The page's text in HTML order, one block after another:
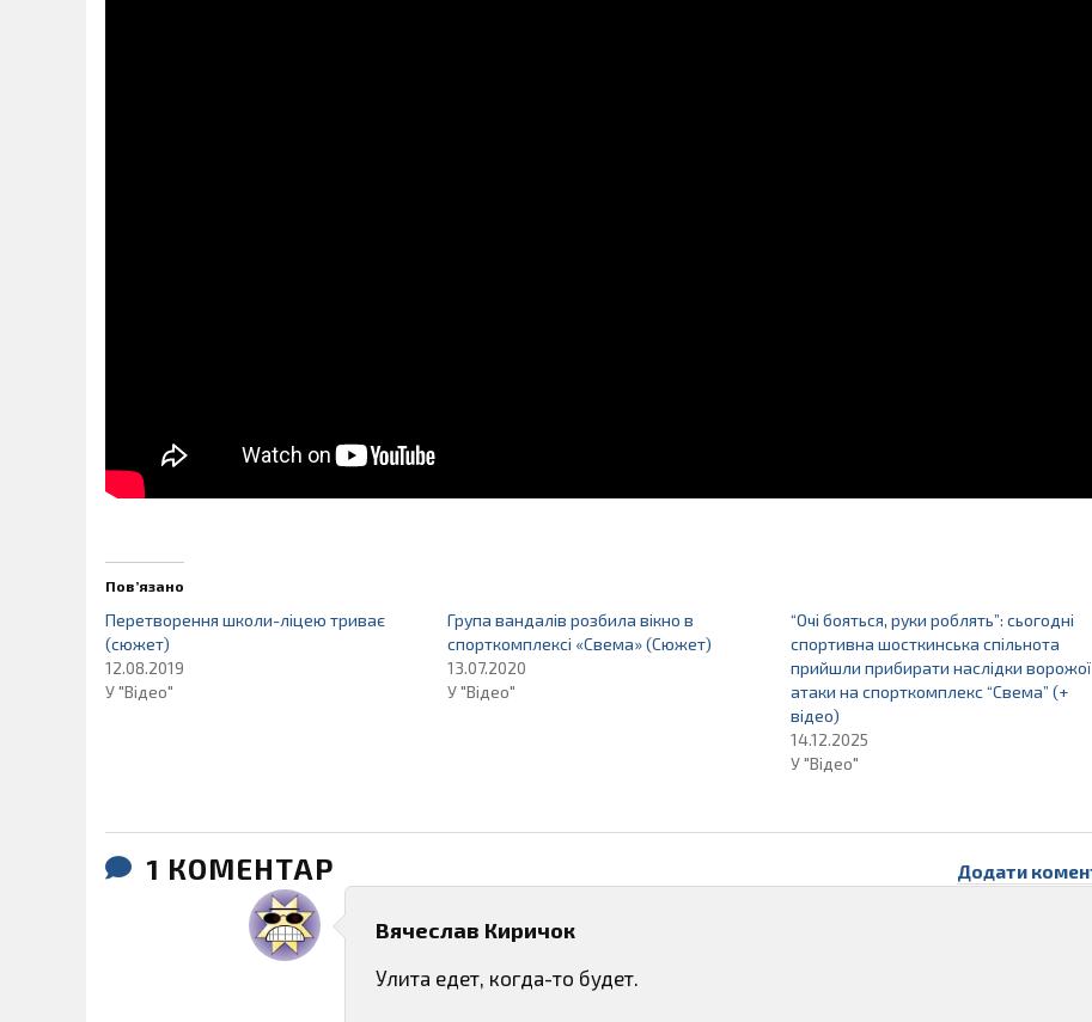
Пов’язано
Перетворення школи-ліцею триває
(сюжет)
12.08.2019
У "Відео"
Група вандалів розбила вікно в
спорткомплексі «Свема» (Сюжет)
13.07.2020
У "Відео"
“Очі бояться, руки роблять”: сьогодні
спортивна шосткинська спільнота
прийшли прибирати наслідки ворожої
атаки на спорткомплекс “Свема” (+
відео)
14.12.2025
У "Відео"
1 КОМЕНТАР Додати
Вячеслав Киричок
Улита едет, когда-то будет.